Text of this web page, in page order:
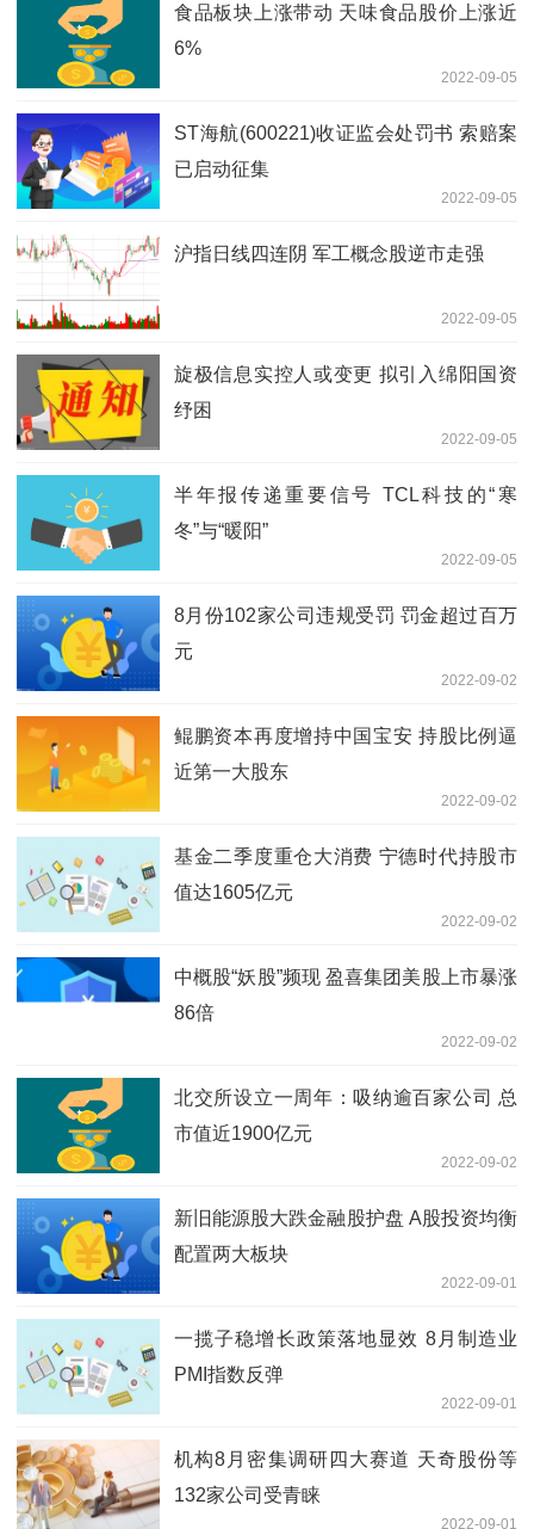
食品板块上涨带动 天味食品股价上涨近
6%
2022-09-05
ST海航(600221)收证监会处罚书 索赔案
已启动征集
2022-09-05
沪指日线四连阴 军工概念股逆市走强
2022-09-05
旋极信息实控人或变更 拟引入绵阳国资
纾困
2022-09-05
半年报传递重要信号 TCL科技的“寒
冬”与“暖阳”
2022-09-05
8月份102家公司违规受罚 罚金超过百万
元
2022-09-02
鲲鹏资本再度增持中国宝安 持股比例逼
近第一大股东
2022-09-02
基金二季度重仓大消费 宁德时代持股市
值达1605亿元
2022-09-02
中概股“妖股”频现 盈喜集团美股上市暴涨
86倍
2022-09-02
北交所设立一周年：吸纳逾百家公司 总
市值近1900亿元
2022-09-02
新旧能源股大跌金融股护盘 A股投资均衡
配置两大板块
2022-09-01
一揽子稳增长政策落地显效 8月制造业
PMI指数反弹
2022-09-01
机构8月密集调研四大赛道 天奇股份等
132家公司受青睐
2022-09-01